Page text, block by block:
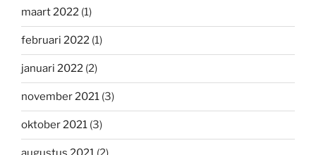
maart 2022 (1)
februari 2022 (1)
januari 2022 (2)
november 2021 (3)
oktober 2021 (3)